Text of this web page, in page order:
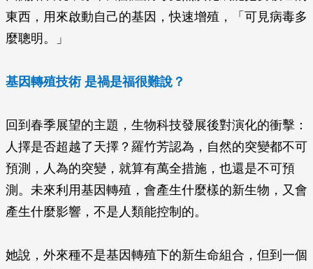
東西，用來啟動自己的基因，快速增殖，「可見病毒多
麼聰明。」
基因轉殖技術 是禍是福很難說？
回到春季展望的主題，生物科技發展後對演化的衝擊：
人擇是否超越了天擇？羅竹芳認為，自然的突變都不可
預測，人為的突變，就算有萬全措施，也還是不可預
測。未來利用基因轉殖，會產生什麼樣的新生物，又會
產生什麼影響，不是人類能控制的。
她說，外來種不是基因轉殖下的新生命組合，但到一個